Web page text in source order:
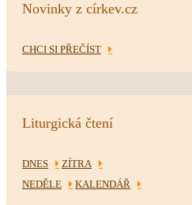
Novinky z církev.cz
CHCI SI PŘEČÍST
Liturgická čtení
DNES
ZÍTRA
NEDĚLE
KALENDÁŘ